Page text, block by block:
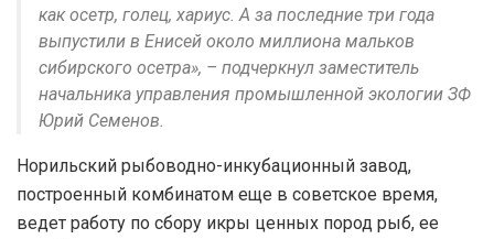
как осетр, голец, хариус. А за последние три года
выпустили в Енисей около миллиона мальков
сибирского осетра», – подчеркнул заместитель
начальника управления промышленной экологии ЗФ
Юрий Семенов.
Норильский рыбоводно-инкубационный завод,
построенный комбинатом еще в советское время,
ведет работу по сбору икры ценных пород рыб, ее